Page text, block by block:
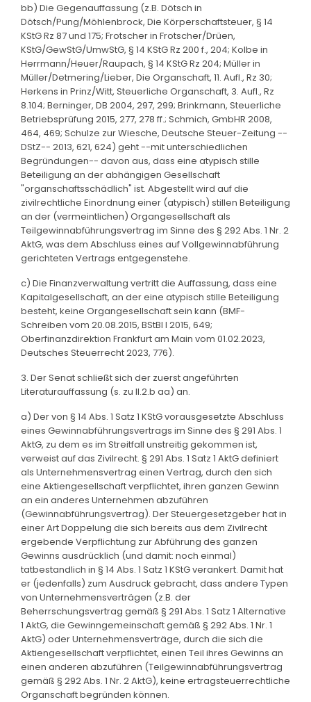
bb) Die Gegenauffassung (z.B. Dötsch in
Dötsch/Pung/Möhlenbrock, Die Körperschaftsteuer, § 14
KStG Rz 87 und 175; Frotscher in Frotscher/Drüen,
KStG/GewStG/UmwStG, § 14 KStG Rz 200 f., 204; Kolbe in
Herrmann/Heuer/Raupach, § 14 KStG Rz 204; Müller in
Müller/Detmering/Lieber, Die Organschaft, 11. Aufl., Rz 30;
Herkens in Prinz/Witt, Steuerliche Organschaft, 3. Aufl., Rz
8.104; Berninger, DB 2004, 297, 299; Brinkmann, Steuerliche
Betriebsprüfung 2015, 277, 278 ff.; Schmich, GmbHR 2008,
464, 469; Schulze zur Wiesche, Deutsche Steuer-Zeitung --
DStZ-- 2013, 621, 624) geht --mit unterschiedlichen
Begründungen-- davon aus, dass eine atypisch stille
Beteiligung an der abhängigen Gesellschaft
"organschaftsschädlich" ist. Abgestellt wird auf die
zivilrechtliche Einordnung einer (atypisch) stillen Beteiligung
an der (vermeintlichen) Organgesellschaft als
Teilgewinnabführungsvertrag im Sinne des § 292 Abs. 1 Nr. 2
AktG, was dem Abschluss eines auf Vollgewinnabführung
gerichteten Vertrags entgegenstehe.
c) Die Finanzverwaltung vertritt die Auffassung, dass eine
Kapitalgesellschaft, an der eine atypisch stille Beteiligung
besteht, keine Organgesellschaft sein kann (BMF-
Schreiben vom 20.08.2015, BStBl I 2015, 649;
Oberfinanzdirektion Frankfurt am Main vom 01.02.2023,
Deutsches Steuerrecht 2023, 776).
3. Der Senat schließt sich der zuerst angeführten
Literaturauffassung (s. zu II.2.b aa) an.
a) Der von § 14 Abs. 1 Satz 1 KStG vorausgesetzte Abschluss
eines Gewinnabführungsvertrags im Sinne des § 291 Abs. 1
AktG, zu dem es im Streitfall unstreitig gekommen ist,
verweist auf das Zivilrecht. § 291 Abs. 1 Satz 1 AktG definiert
als Unternehmensvertrag einen Vertrag, durch den sich
eine Aktiengesellschaft verpflichtet, ihren ganzen Gewinn
an ein anderes Unternehmen abzuführen
(Gewinnabführungsvertrag). Der Steuergesetzgeber hat in
einer Art Doppelung die sich bereits aus dem Zivilrecht
ergebende Verpflichtung zur Abführung des ganzen
Gewinns ausdrücklich (und damit: noch einmal)
tatbestandlich in § 14 Abs. 1 Satz 1 KStG verankert. Damit hat
er (jedenfalls) zum Ausdruck gebracht, dass andere Typen
von Unternehmensverträgen (z.B. der
Beherrschungsvertrag gemäß § 291 Abs. 1 Satz 1 Alternative
1 AktG, die Gewinngemeinschaft gemäß § 292 Abs. 1 Nr. 1
AktG) oder Unternehmensverträge, durch die sich die
Aktiengesellschaft verpflichtet, einen Teil ihres Gewinns an
einen anderen abzuführen (Teilgewinnabführungsvertrag
gemäß § 292 Abs. 1 Nr. 2 AktG), keine ertragsteuerrechtliche
Organschaft begründen können.